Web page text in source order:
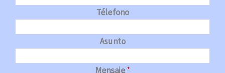
Télefono
Asunto
Mensaje*